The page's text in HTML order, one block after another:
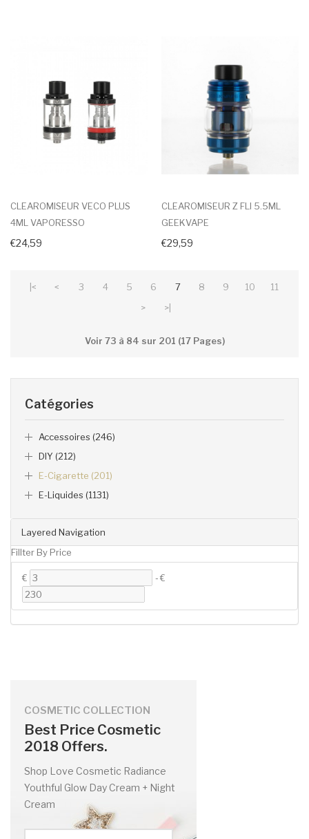
Layered Navigation
Fillter By Price
€ -€
Catégories
Accessoires (246)
DIY (212)
E-Cigarette (201)
E-Liquides (1131)
COSMETIC COLLECTION
Best Price Cosmetic
2018 Offers.
Shop Love Cosmetic Radiance
Youthful Glow Day Cream + Night
Cream
CLEAROMISEUR VECO PLUS
4ML VAPORESSO
€24,59
CLEAROMISEUR Z FLI 5.5ML
GEEKVAPE
€29,59
|< < 3 4 5 6 7 8 9 10
11
>
>|
Voir 73 à 84 sur 201 (17 Pages)